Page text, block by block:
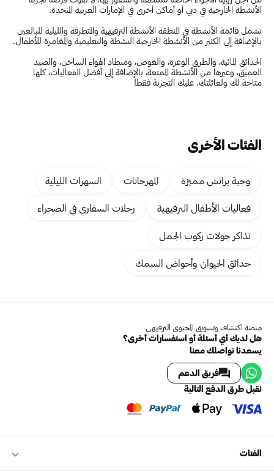
الأنشطة الخارجية في دبي أو أماكن أخرى في الإمارات العربية المتحدة.
تشمل قائمة الأنشطة في المنطقة الأنشطة الترفيهية والمتطرفة والليلية للبالغين
بالإضافة إلى الكثير من الأنشطة الخارجية النشطة والتعليمية والمغامرة للأطفال.
الحدائق المائية، والطرق الوعرة، والغوص، ومنطاد الهواء الساخن، والصيد
العميق، وغيرها من الأنشطة الممتعة، بالإضافة إلى أفضل الفعاليات، كلها
متاحة لك ولعائلتك. عليك التجربة فقط!
الفئات الأخرى
وجبة برانش مميزة المهرجانات السهرات الليلية
فعاليات الأطفال الترفيهية رحلات السفاري في الصحراء
تذاكر جولات ركوب الجمل
حدائق الحيوان وأحواض السمك
منصة اكتشاف وتسويق المحتوى الترفيهي
هل لديك أي أسئلة أو استفسارات أخرى؟
يسعدنا تواصلك معنا
فريق الدعم
نقبل طرق الدفع التالية
الفئات